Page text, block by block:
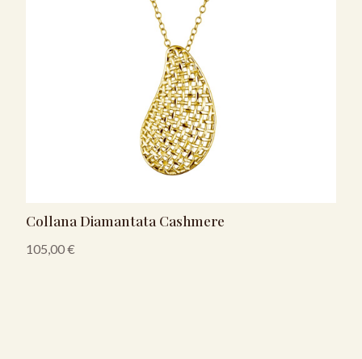
Collana Diamantata Cashmere
105,00€